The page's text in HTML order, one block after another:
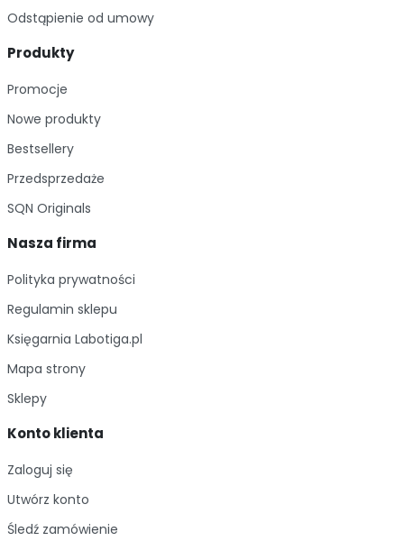
Odstąpienie od umowy
Produkty
Promocje
Nowe produkty
Bestsellery
Przedsprzedaże
SQN Originals
Nasza firma
Polityka prywatności
Regulamin sklepu
Księgarnia Labotiga.pl
Mapa strony
Sklepy
Konto klienta
Zaloguj się
Utwórz konto
Śledź zamówienie